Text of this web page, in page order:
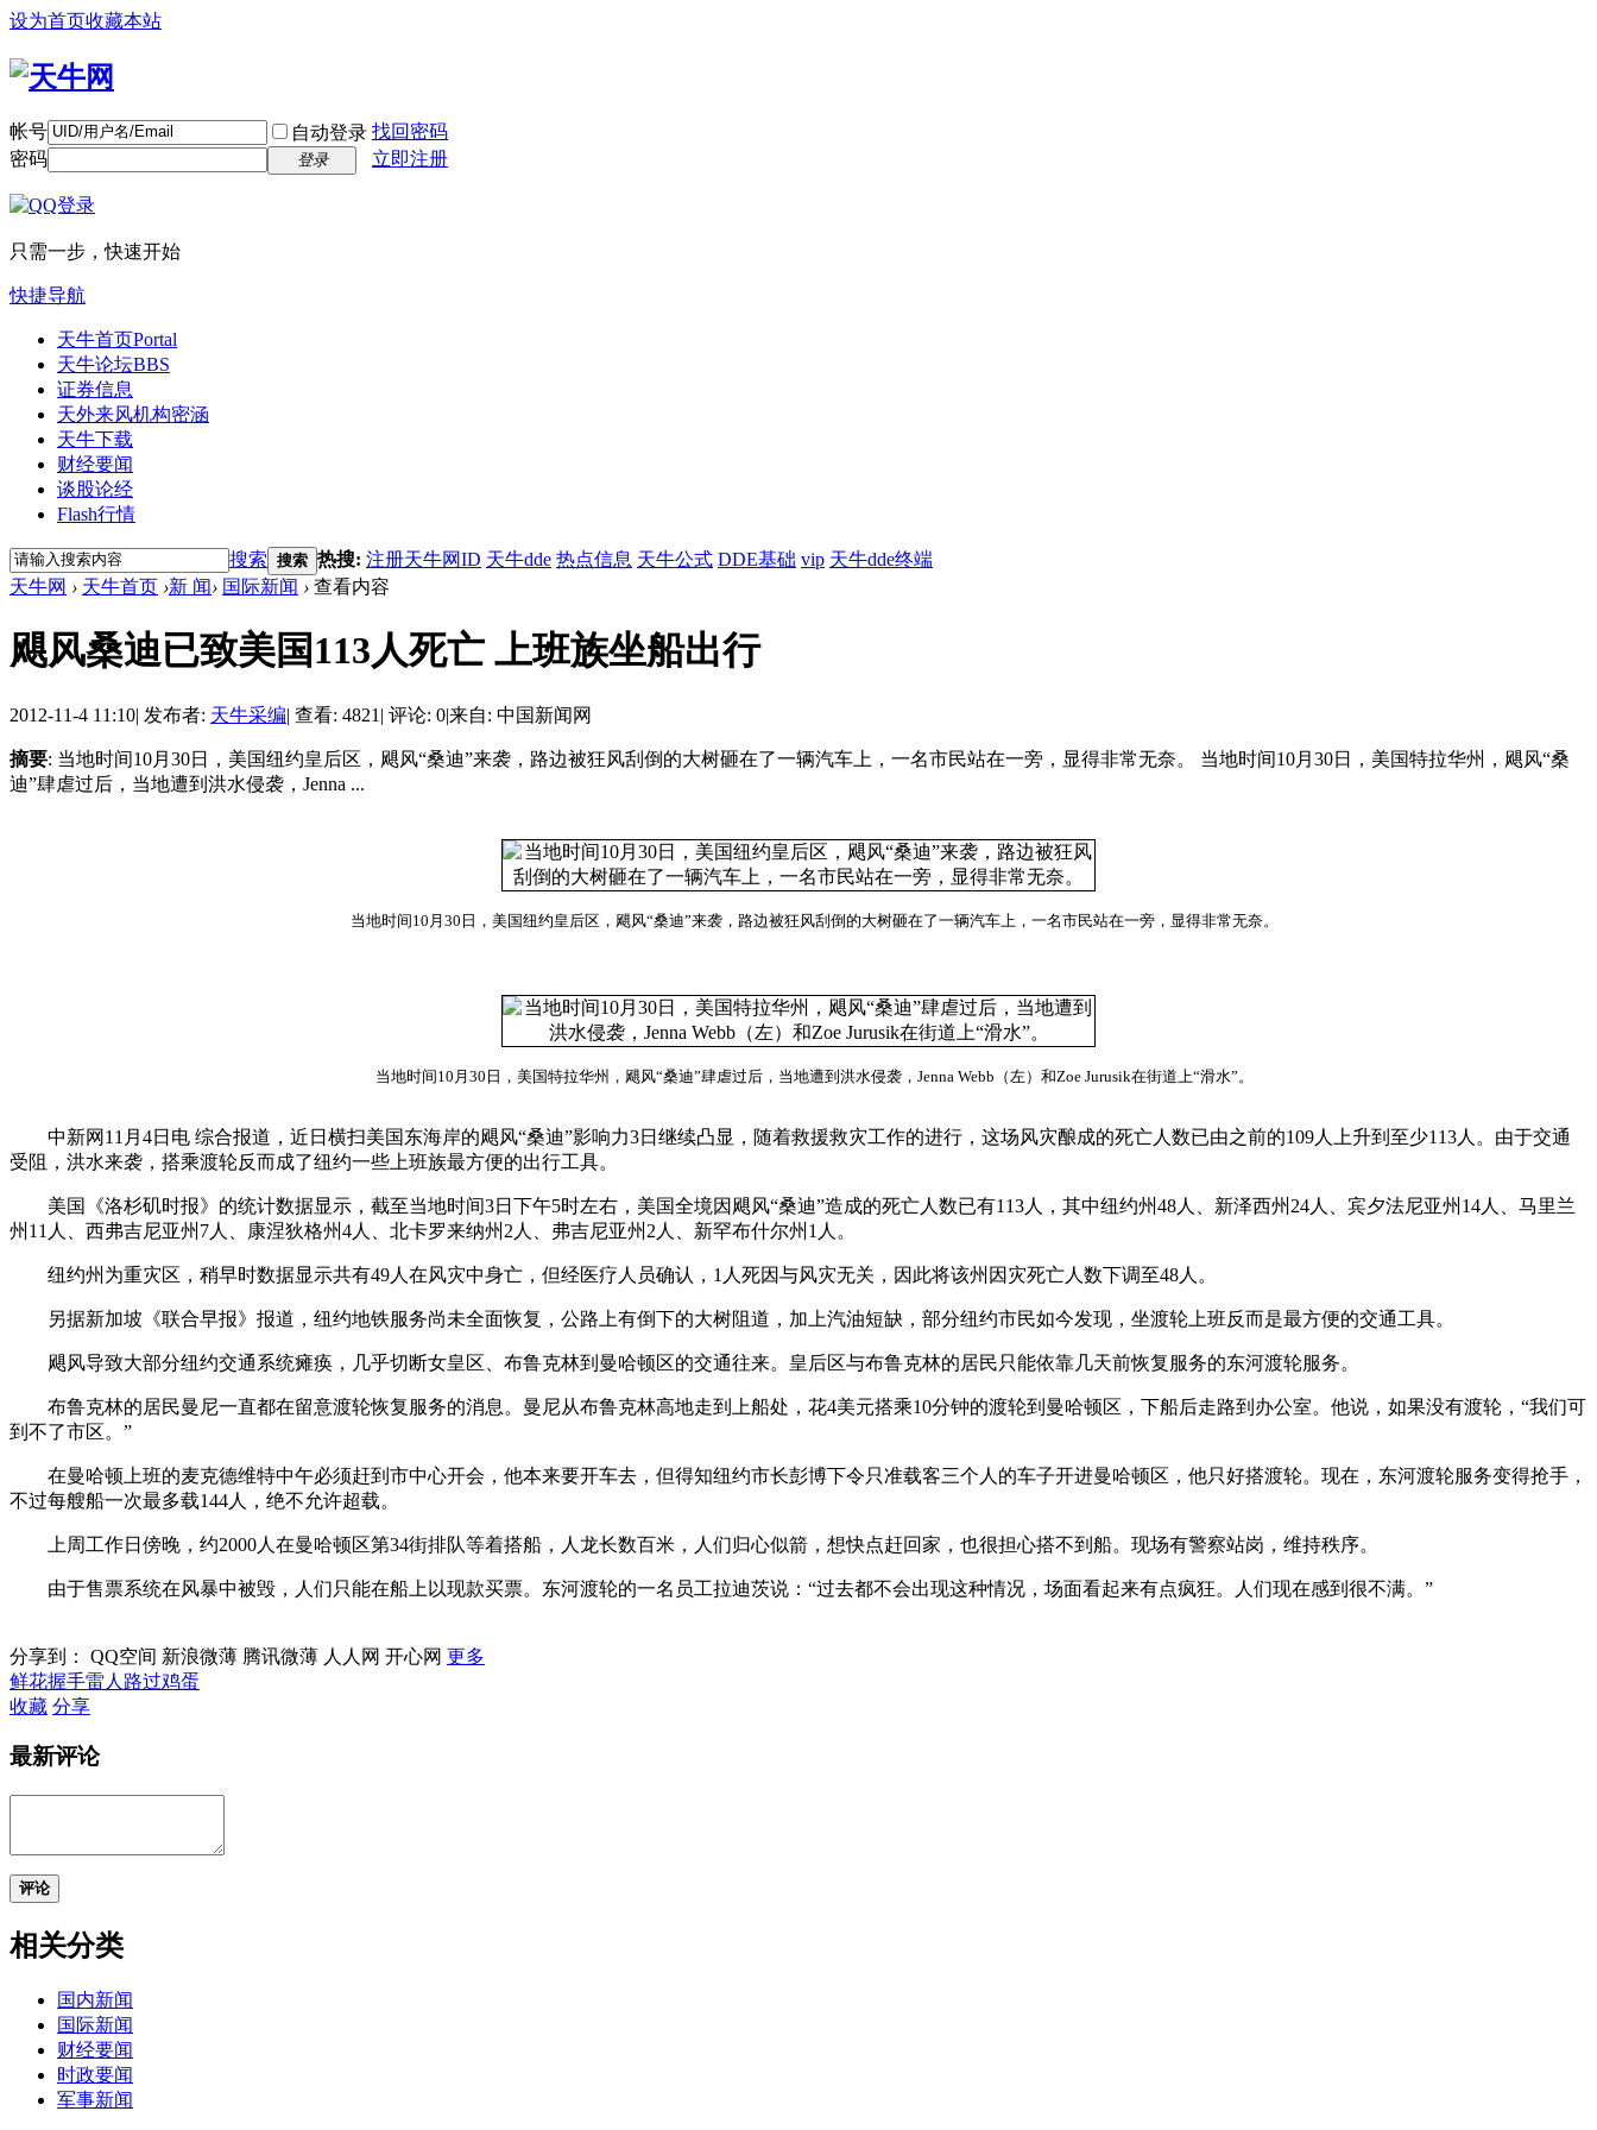
设为首页收藏本站
帐号 自动登录 找回密码
密码
登录 立即注册
只需一步，快速开始
快捷导航
天牛首页Portal
天牛论坛BBS
证券信息
天外来风机构密涵
天牛下载
财经要闻
谈股论经
Flash行情
搜索 搜索 热搜: 注册天牛网ID 天牛dde 热点信息 天牛公式 DDE基础 vip 天牛dde终端
天牛网 › 天牛首页 ›新 闻› 国际新闻 › 查看内容
飓风桑迪已致美国113人死亡 上班族坐船出行
2012-11-4 11:10| 发布者: 天牛采编| 查看: 4821 | 评论: 0|来自: 中国新闻网
摘要: 当地时间10月30日，美国纽约皇后区，飓风“桑迪”来袭，路边被狂风刮倒的大树砸在了一辆汽车上，一名市民站在一旁，显得非常无奈。 当地时间10月30日，美国特拉华州，飓风“桑
迪”肆虐过后，当地遭到洪水侵袭，Jenna ...
当地时间10月30日，美国纽约皇后区，飓风“桑迪”来袭，路边被狂风刮倒的大树砸在了一辆汽车上，一名市民站在一旁，显得非常无奈。
当地时间10月30日，美国特拉华州，飓风“桑迪”肆虐过后，当地遭到洪水侵袭，Jenna Webb（左）和Zoe Jurusik在街道上“滑水”。
中新网11月4日电 综合报道，近日横扫美国东海岸的飓风“桑迪”影响力3日继续凸显，随着救援救灾工作的进行，这场风灾酿成的死亡人数已由之前的109人上升到至少113人。由于交通
受阻，洪水来袭，搭乘渡轮反而成了纽约一些上班族最方便的出行工具。
美国《洛杉矶时报》的统计数据显示，截至当地时间3日下午5时左右，美国全境因飓风“桑迪”造成的死亡人数已有113人，其中纽约州48人、新泽西州24人、宾夕法尼亚州14人、马里兰
州11人、西弗吉尼亚州7人、康涅狄格州4人、北卡罗来纳州2人、弗吉尼亚州2人、新罕布什尔州1人。
纽约州为重灾区，稍早时数据显示共有49人在风灾中身亡，但经医疗人员确认，1人死因与风灾无关，因此将该州因灾死亡人数下调至48人。
另据新加坡《联合早报》报道，纽约地铁服务尚未全面恢复，公路上有倒下的大树阻道，加上汽油短缺，部分纽约市民如今发现，坐渡轮上班反而是最方便的交通工具。
飓风导致大部分纽约交通系统瘫痪，几乎切断女皇区、布鲁克林到曼哈顿区的交通往来。皇后区与布鲁克林的居民只能依靠几天前恢复服务的东河渡轮服务。
布鲁克林的居民曼尼一直都在留意渡轮恢复服务的消息。曼尼从布鲁克林高地走到上船处，花4美元搭乘10分钟的渡轮到曼哈顿区，下船后走路到办公室。他说，如果没有渡轮，“我们可
到不了市区。”
在曼哈顿上班的麦克德维特中午必须赶到市中心开会，他本来要开车去，但得知纽约市长彭博下令只准载客三个人的车子开进曼哈顿区，他只好搭渡轮。现在，东河渡轮服务变得抢手，
不过每艘船一次最多载144人，绝不允许超载。
上周工作日傍晚，约2000人在曼哈顿区第34街排队等着搭船，人龙长数百米，人们归心似箭，想快点赶回家，也很担心搭不到船。现场有警察站岗，维持秩序。
由于售票系统在风暴中被毁，人们只能在船上以现款买票。东河渡轮的一名员工拉迪茨说：“过去都不会出现这种情况，场面看起来有点疯狂。人们现在感到很不满。”
分享到： QQ空间 新浪微薄 腾讯微薄 人人网 开心网 更多
鲜花握手雷人 路过鸡蛋
收藏 分享
最新评论
评论
相关分类
国内新闻
国际新闻
财经要闻
时政要闻
军事新闻